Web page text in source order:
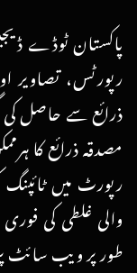
پاکستان ٹوڈے
رپورٹس، تصاویر
ذرائع سے حاصل
مصدقہ ذرائع کا
رپورٹ میں
والی غلطی کی
طور پر ویب سائٹ